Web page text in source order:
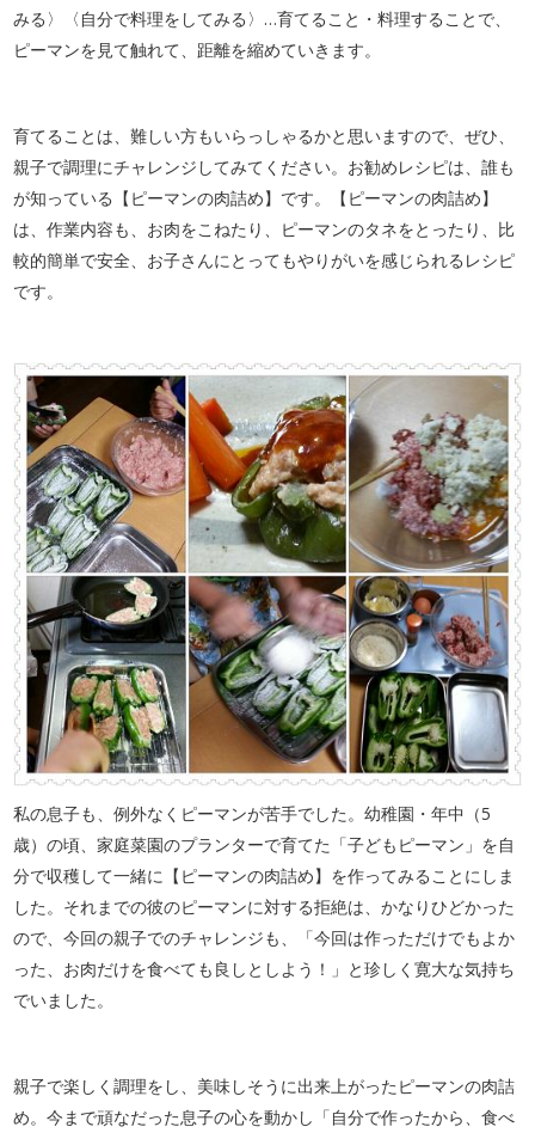
みる〉〈自分で料理をしてみる〉…育てること・料理することで、
ピーマンを見て触れて、距離を縮めていきます。
育てることは、難しい方もいらっしゃるかと思いますので、ぜひ、
親子で調理にチャレンジしてみてください。お勧めレシピは、誰も
が知っている【ピーマンの肉詰め】です。【ピーマンの肉詰め】
は、作業内容も、お肉をこねたり、ピーマンのタネをとったり、比
較的簡単で安全、お子さんにとってもやりがいを感じられるレシピ
です。
私の息子も、例外なくピーマンが苦手でした。幼稚園・年中（5
歳）の頃、家庭菜園のプランターで育てた「子どもピーマン」を自
分で収穫して一緒に【ピーマンの肉詰め】を作ってみることにしま
した。それまでの彼のピーマンに対する拒絶は、かなりひどかった
ので、今回の親子でのチャレンジも、「今回は作っただけでもよか
った、お肉だけを食べても良しとしよう！」と珍しく寛大な気持ち
でいました。
親子で楽しく調理をし、美味しそうに出来上がったピーマンの肉詰
め。今まで頑なだった息子の心を動かし「自分で作ったから、食べ